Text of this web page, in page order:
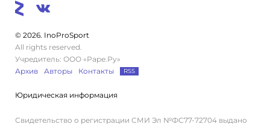
© 2026. InoProSport
All rights reserved.
Учредитель: ООО «Раре.Ру»
Архив
Авторы Контакты RSS
Юридическая информация
Свидетельство о регистрации СМИ Эл №ФС77-72704 выдано